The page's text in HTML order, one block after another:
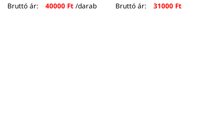
Bruttó ár:
40000 Ft/darab
Bruttó ár:
31000 Ft